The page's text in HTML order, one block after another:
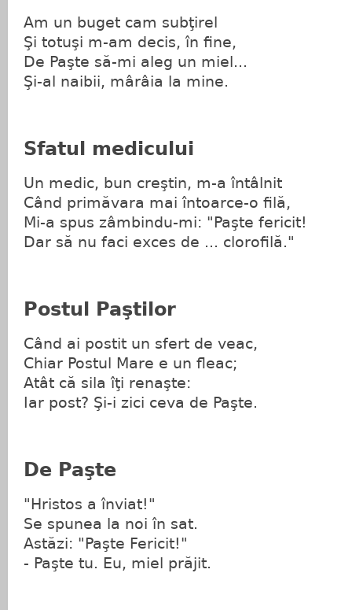
Am un buget cam subţirel
Şi totuşi m-am decis, în fine,
De Paşte să-mi aleg un miel...
Şi-al naibii, mârâia la mine.
Sfatul medicului
Un medic, bun creştin, m-a întâlnit
Când primăvara mai întoarce-o filă,
Mi-a spus zâmbindu-mi: "Paşte fericit!
Dar să nu faci exces de ... clorofilă."
Postul Paştilor
Când ai postit un sfert de veac,
Chiar Postul Mare e un fleac;
Atât că sila îţi renaşte:
Iar post? Şi-i zici ceva de Paşte.
De Paşte
"Hristos a înviat!"
Se spunea la noi în sat.
Astăzi: "Paşte Fericit!"
- Paşte tu. Eu, miel prăjit.